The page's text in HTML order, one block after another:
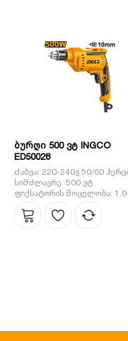
სწორედ ეს დეტალები
ბაზარზე.
ბურღი 500 ვტ INGCO
ED50028
ძაბვა: 220-240ვ 50/60
სიმძლავრე: 500 ვტ
ფიქსატორის მოცულობა:
მმ